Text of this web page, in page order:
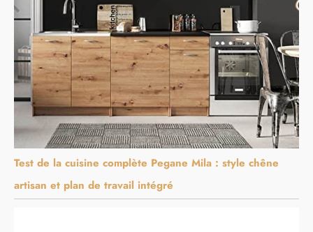
Test de la cuisine complète Pegane Mila : style chêne
artisan et plan de travail intégré